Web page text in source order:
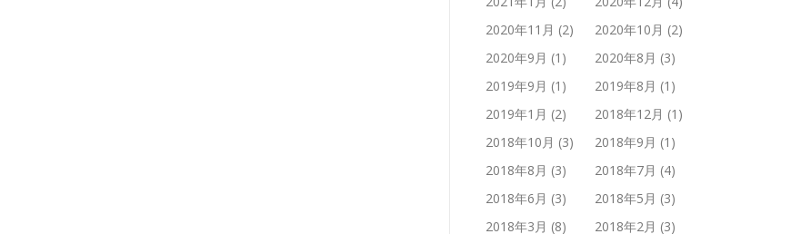
2020年11月 (2) 2020年10月 (2)
2020年9月 (1) 2020年8月 (3)
2019年9月 (1) 2019年8月 (1)
2019年1月 (2) 2018年12月 (1)
2018年10月 (3) 2018年9月 (1)
2018年8月 (3) 2018年7月 (4)
2018年6月 (3) 2018年5月 (3)
2018年3月 (8) 2018年2月 (3)